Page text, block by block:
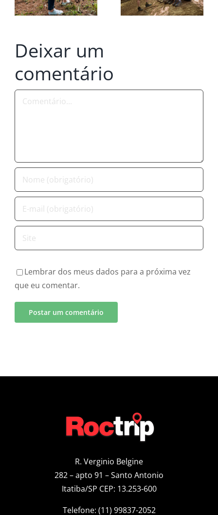
Deixar um
comentário
Comentário
Lembrar dos meus dados para a próxima vez
que eu comentar.
R. Verginio Belgine
282 – apto 91 – Santo Antonio
Itatiba/SP CEP: 13.253-600
Telefone: (11) 99837-2052